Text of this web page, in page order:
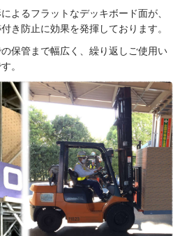
よるフラットなデッキボード面が、
き防止に効果を発揮しております。
保管まで幅広く、繰り返しご使用い
。